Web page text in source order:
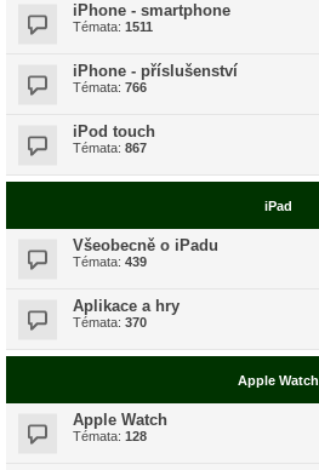
iPhone - smartphone
Témata: 1511
iPhone - příslušenství
Témata: 766
iPod touch
Témata: 867
iPad
Všeobecně o iPadu
Témata: 439
Aplikace a hry
Témata: 370
Apple Watch
Apple Watch
Témata: 128